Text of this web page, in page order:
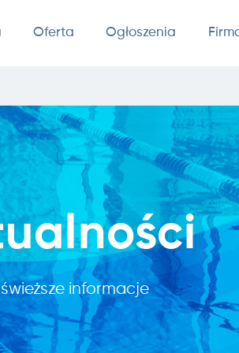
Oferta Ogłoszenia
informacje